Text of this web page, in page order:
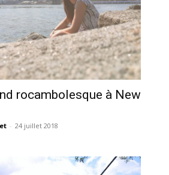
rocambolesque à New
- 24 juillet 2018